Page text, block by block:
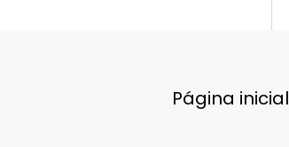
Página inicial